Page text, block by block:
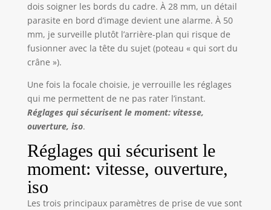
dois soigner les bords du cadre. À 28 mm, un détail
parasite en bord d’image devient une alarme. À 50
mm, je surveille plutôt l’arrière-plan qui risque de
fusionner avec la tête du sujet (poteau « qui sort du
crâne »).
Une fois la focale choisie, je verrouille les réglages
qui me permettent de ne pas rater l’instant.
Réglages qui sécurisent le moment: vitesse,
ouverture, iso.
Réglages qui sécurisent le
moment: vitesse, ouverture,
iso
Les trois principaux paramètres de prise de vue sont